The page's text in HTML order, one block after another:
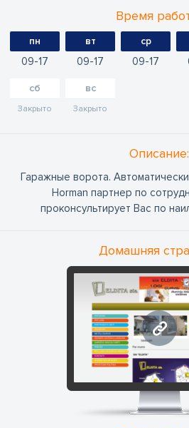
Время
пн
09 17
вт
09 17
ср
09 17
сб
Закрыто
вс
Закрыто
Oписание:
Гаражные ворота.
Horman партнер по
проконсультирует Вас по
Домашняя